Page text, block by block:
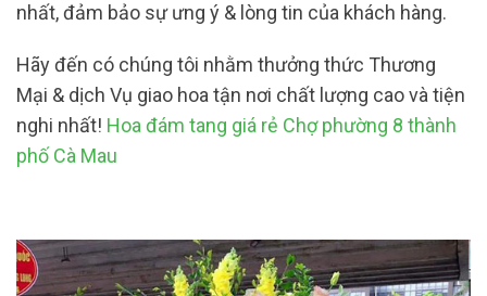
nhất, đảm bảo sự ưng ý & lòng tin của khách hàng.
Hãy đến có chúng tôi nhằm thưởng thức Thương
Mại & dịch Vụ giao hoa tận nơi chất lượng cao và tiện
nghi nhất! Hoa đám tang giá rẻ Chợ phường 8 thành
phố Cà Mau